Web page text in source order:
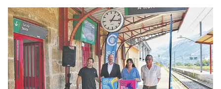
TIROTEO CON HERIDOS